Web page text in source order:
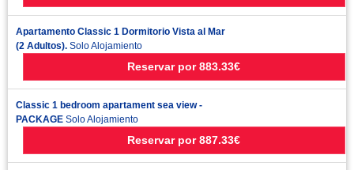
Apartamento Classic 1 Dormitorio Vista al Mar
(2 Adultos). Solo Alojamiento
Reservar por 883.33€
Classic 1 bedroom apartament sea view -
PACKAGE Solo Alojamiento
Reservar por 887.33€